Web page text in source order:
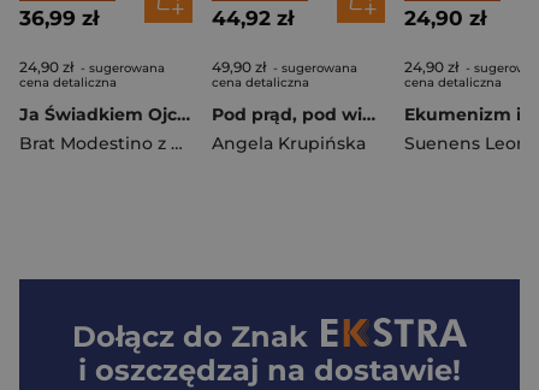
36,99 zł
24,90 zł - sugerowana
cena detaliczna
Ja Świadkiem Ojca Pio wyd. II
Brat Modestino z Pietrelciny
44,92 zł
49,90 zł - sugerowana
cena detaliczna
Pod prąd, pod wiatr i pod fale w.2
Angela Krupińska
24,90 zł
24,90 zł -
cena detaliczna
Suenens Leon
Dołącz do Znak
i oszczędzaj na dostawie!